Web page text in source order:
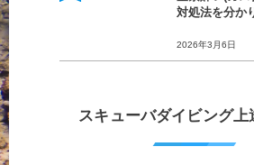
対処法を分か
2026年3月6日
スキューバダイビング上